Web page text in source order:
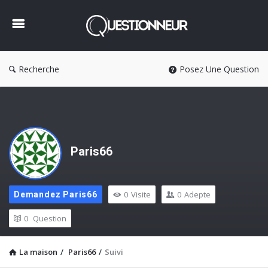
Recherche Posez Une Question
Paris66
Demandez Paris66 0 Visite 0 Adepte
0 Question
La maison / Paris66 / Suivi